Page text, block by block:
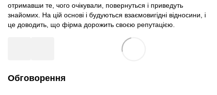
отримавши те, чого очікували, повернуться і приведуть
знайомих. На цій основі і будуються взаємовигідні відносини, і
це доводить, що фірма дорожить своєю репутацією.
Обговорення